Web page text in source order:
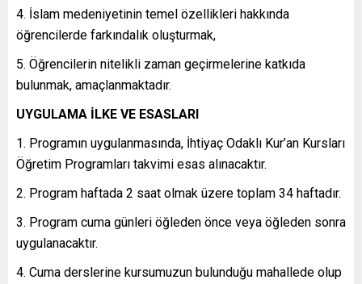
İslam medeniyetinin temel özellikleri hakkında
öğrencilerde farkındalık oluşturmak,
Öğrencilerin nitelikli zaman geçirmelerine katkıda
bulunmak, amaçlanmaktadır.
UYGULAMA İLKE VE ESASLARI
Programın uygulanmasında, İhtiyaç Odaklı Kur’an Kursları
Öğretim Programları takvimi esas alınacaktır.
Program haftada 2 saat olmak üzere toplam 34 haftadır.
Program cuma günleri öğleden önce veya öğleden sonra
uygulanacaktır.
Cuma derslerine kursumuzun bulunduğu mahallede olup